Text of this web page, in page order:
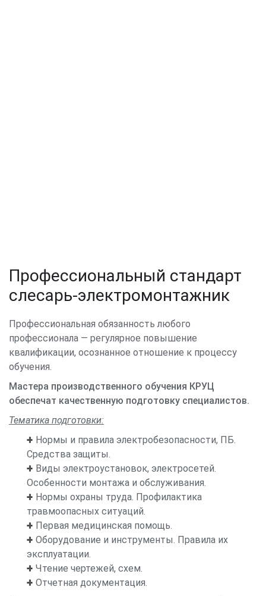
Профессиональный стандарт
слесарь-электромонтажник
Профессиональная обязанность любого
профессионала — регулярное повышение
квалификации, осознанное отношение к процессу
обучения.
Мастера производственного обучения КРУЦ
обеспечат качественную подготовку специалистов.
Тематика подготовки:
Нормы и правила электробезопасности, ПБ.
Средства защиты.
Виды электроустановок, электросетей.
Особенности монтажа и обслуживания.
Нормы охраны труда. Профилактика
травмоопасных ситуаций.
Первая медицинская помощь.
Оборудование и инструменты. Правила их
эксплуатации.
Чтение чертежей, схем.
Отчетная документация.